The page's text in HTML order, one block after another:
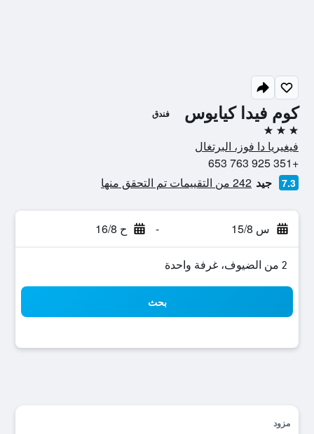
كوم فيدا كيايوس فندق
3 نجوم
فيغيريا دا فوز، البرتغال
+351 925 763 653
7.3 جيد 242 من التقييمات تم التحقق منها
س 15/8 - ح 16/8
2 من الضيوف، غرفة واحدة
بحث
مزود